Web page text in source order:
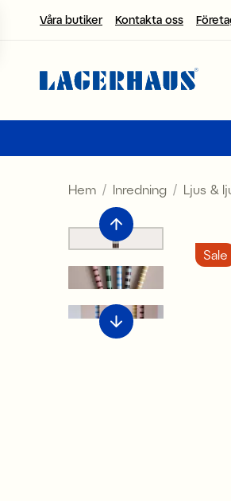
Våra butiker Kontakta oss
Välj språk / valuta
FI / EUR
NO / NKR
SE / SEK
Hem Inredning Ljus &
Sale